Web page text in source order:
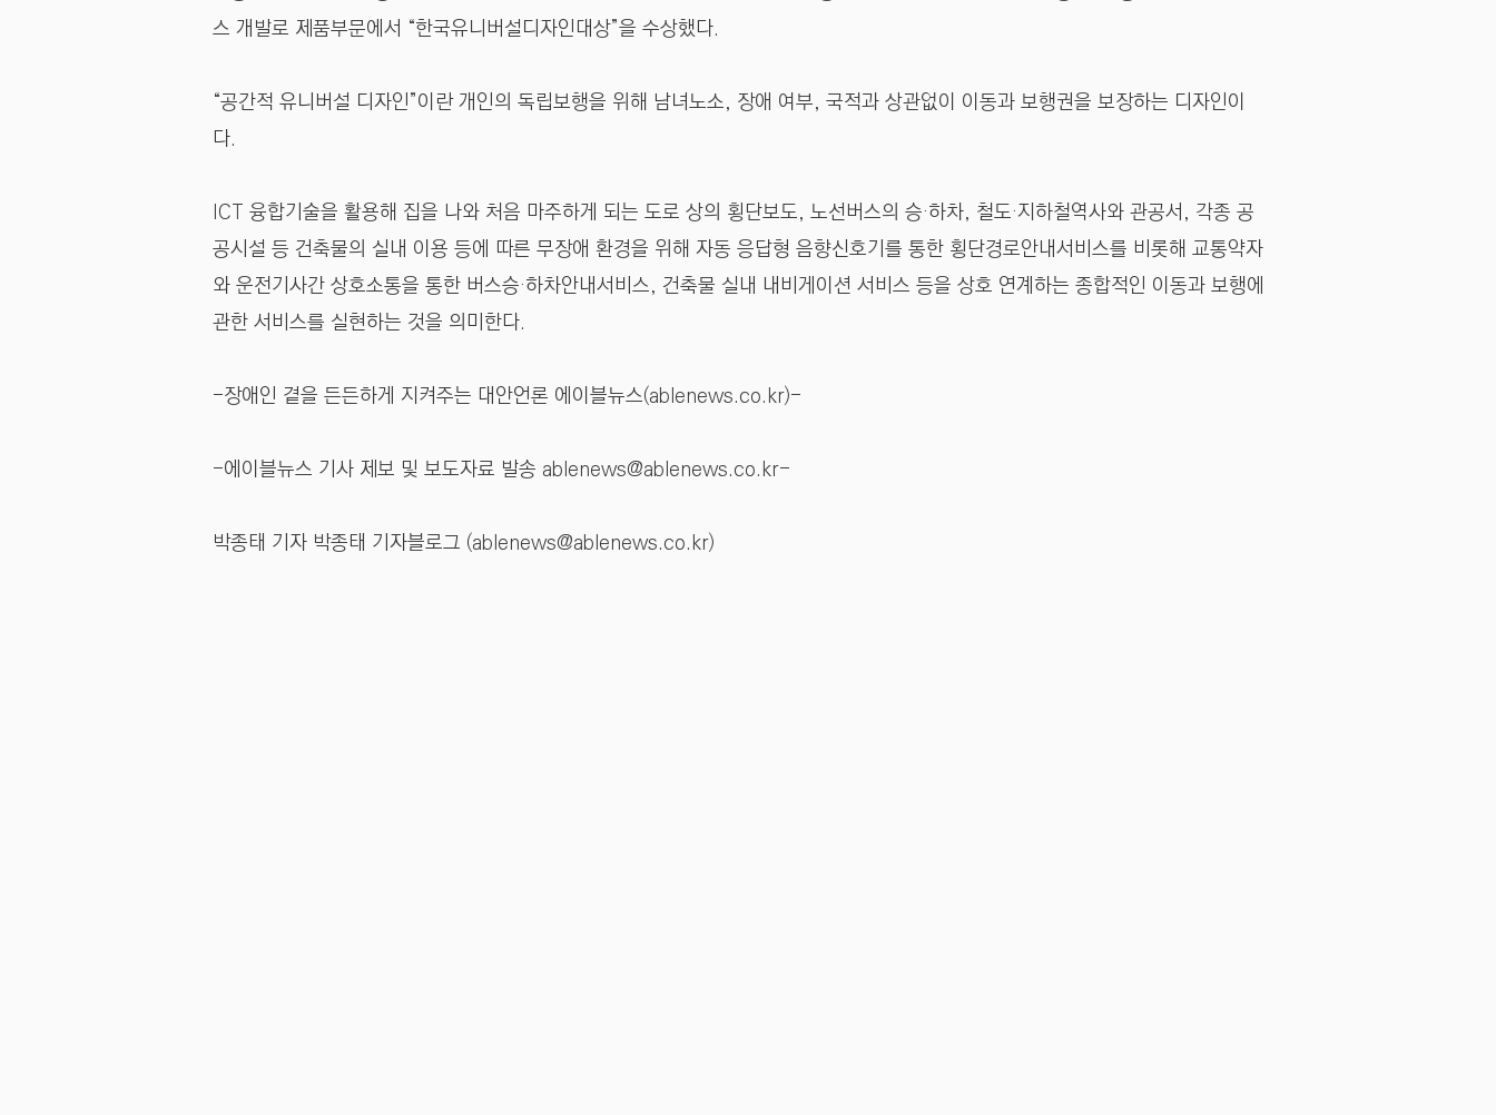
스 개발로 제품부문에서 “한국유니버설디자인대상”을 수상했다.
“공간적 유니버설 디자인”이란 개인의 독립보행을 위해 남녀노소, 장애 여부, 국적과 상관없이 이동과 보행권을 보장하는 디자인이
다.
ICT 융합기술을 활용해 집을 나와 처음 마주하게 되는 도로 상의 횡단보도, 노선버스의 승·하차, 철도·지하철역사와 관공서, 각종 공
공시설 등 건축물의 실내 이용 등에 따른 무장애 환경을 위해 자동 응답형 음향신호기를 통한 횡단경로안내서비스를 비롯해 교통약자
와 운전기사간 상호소통을 통한 버스승·하차안내서비스, 건축물 실내 내비게이션 서비스 등을 상호 연계하는 종합적인 이동과 보행에
관한 서비스를 실현하는 것을 의미한다.
-장애인 곁을 든든하게 지켜주는 대안언론 에이블뉴스(ablenews.co.kr)-
-에이블뉴스 기사 제보 및 보도자료 발송 ablenews@ablenews.co.kr-
박종태 기자 박종태 기자블로그 (ablenews@ablenews.co.kr)